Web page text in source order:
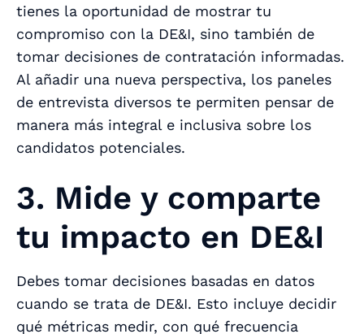
tienes la oportunidad de mostrar tu
compromiso con la DE&I, sino también de
tomar decisiones de contratación informadas.
Al añadir una nueva perspectiva, los paneles
de entrevista diversos te permiten pensar de
manera más integral e inclusiva sobre los
candidatos potenciales.
3. Mide y comparte
tu impacto en DE&I
Debes tomar decisiones basadas en datos
cuando se trata de DE&I. Esto incluye decidir
qué métricas medir, con qué frecuencia